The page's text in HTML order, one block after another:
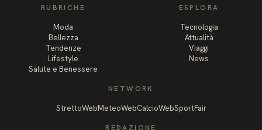
RUBRICHE
Moda
Bellezza
Tendenze
Lifestyle
Salute e Benessere
ESPLORA
Tecnologia
Attualità
Viaggi
News
NETWORK
StrettoWebMeteoWebCalcioWebSportFair
REDAZIONE